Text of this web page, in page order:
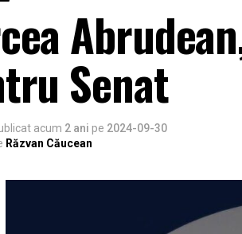
Senat
acum 2 ani pe 2024-09-30
Răzvan Căucean